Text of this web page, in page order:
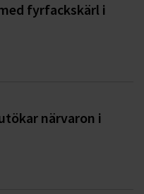
fyrfackskärl i
närvaron i